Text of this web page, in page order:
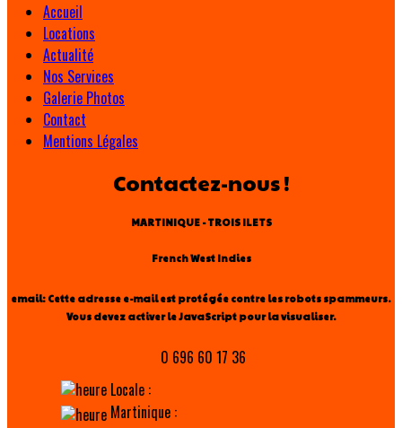
Accueil
Locations
Actualité
Nos Services
Galerie Photos
Contact
Mentions Légales
Contactez-nous !
MARTINIQUE - TROIS ILETS
French West Indies
email: Cette adresse e-mail est protégée contre les robots spammeurs.
Vous devez activer le JavaScript pour la visualiser.
0 696 60 17 36
Locale :
Martinique :